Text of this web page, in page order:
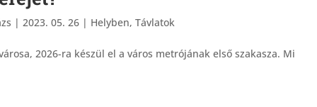
|2023. 05. 26 | Helyben,Távlatok
2026-ra készül el a város metrójának első szakasza. Mi